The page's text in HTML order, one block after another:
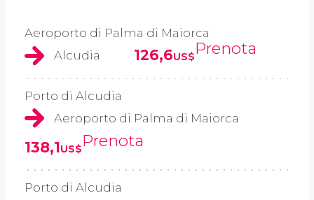
Aeroporto di Palma di Maiorca
Alcudia
126,6US$Prenota
Porto di Alcudia
Aeroporto di Palma di Maiorca
138,1US$Prenota
Porto di Alcudia